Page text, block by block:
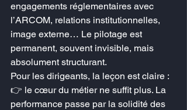
engagements réglementaires avec
l’ARCOM, relations institutionnelles,
image externe… Le pilotage est
permanent, souvent invisible, mais
absolument structurant.
Pour les dirigeants, la leçon est claire :
👉 le cœur du métier ne suffit plus. La
performance passe par la solidité des